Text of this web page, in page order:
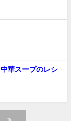
華スープのレシ